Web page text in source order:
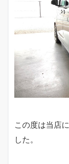
この度は当店
した。